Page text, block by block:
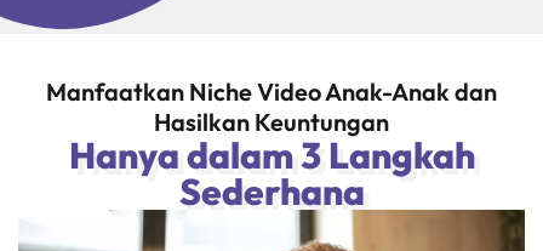
Manfaatkan Niche Video Anak-Anak dan
Hasilkan Keuntungan
Hanya dalam 3 Langkah
Sederhana